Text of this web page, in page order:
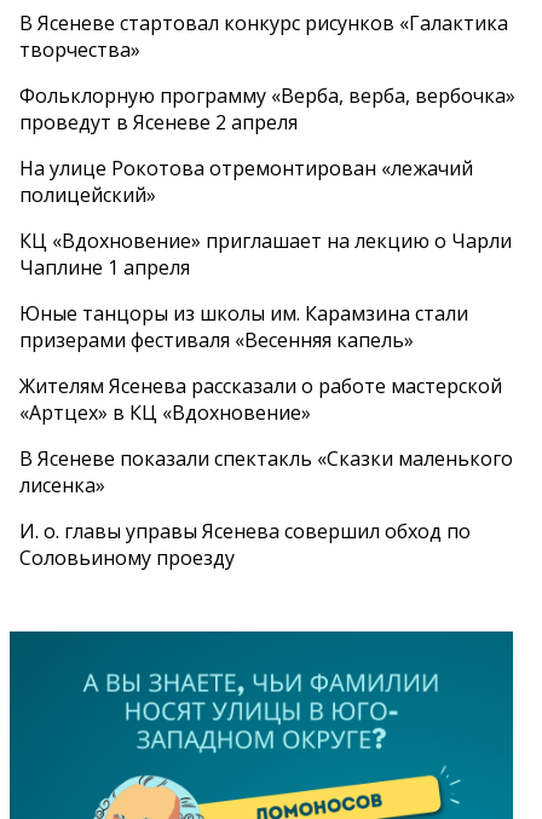
В Ясеневе стартовал конкурс рисунков «Галактика
творчества»
Фольклорную программу «Верба, верба, вербочка»
проведут в Ясеневе 2 апреля
На улице Рокотова отремонтирован «лежачий
полицейский»
КЦ «Вдохновение» приглашает на лекцию о Чарли
Чаплине 1 апреля
Юные танцоры из школы им. Карамзина стали
призерами фестиваля «Весенняя капель»
Жителям Ясенева рассказали о работе мастерской
«Артцех» в КЦ «Вдохновение»
В Ясеневе показали спектакль «Сказки маленького
лисенка»
И. о. главы управы Ясенева совершил обход по
Соловьиному проезду